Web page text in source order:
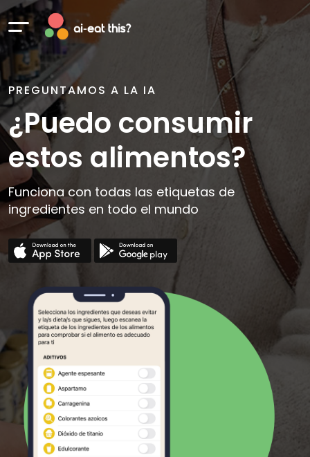
PREGUNTAMOS A LA IA
¿Puedo consumir
estos alimentos?
Funciona con todas las etiquetas de
ingredientes en todo el mundo